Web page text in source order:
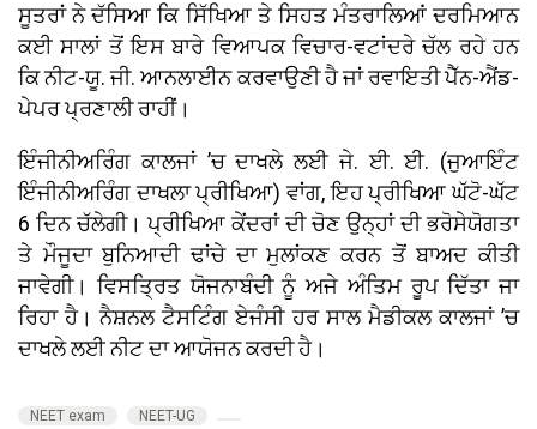
ਸੂਤਰਾਂ ਨੇ ਦੱਸਿਆ ਕਿ ਸਿੱਖਿਆ ਤੇ ਸਿਹਤ ਮੰਤਰਾਲਿਆਂ ਦਰਮਿਆਨ
ਕਈ ਸਾਲਾਂ ਤੋਂ ਇਸ ਬਾਰੇ ਵਿਆਪਕ ਵਿਚਾਰ-ਵਟਾਂਦਰੇ ਚੱਲ ਰਹੇ ਹਨ
ਕਿ ਨੀਟ-ਯੂ. ਜੀ. ਆਨਲਾਈਨ ਕਰਵਾਉਣੀ ਹੈ ਜਾਂ ਰਵਾਇਤੀ ਪੈੱਨ-ਐਂਡ-
ਪੇਪਰ ਪ੍ਰਣਾਲੀ ਰਾਹੀਂ।
ਇੰਜੀਨੀਅਰਿੰਗ ਕਾਲਜਾਂ ’ਚ ਦਾਖਲੇ ਲਈ ਜੇ. ਈ. ਈ. (ਜੁਆਇੰਟ
ਇੰਜੀਨੀਅਰਿੰਗ ਦਾਖਲਾ ਪ੍ਰੀਖਿਆ) ਵਾਂਗ, ਇਹ ਪ੍ਰੀਖਿਆ ਘੱਟੋ-ਘੱਟ
6 ਦਿਨ ਚੱਲੇਗੀ। ਪ੍ਰੀਖਿਆ ਕੇਂਦਰਾਂ ਦੀ ਚੋਣ ਉਨ੍ਹਾਂ ਦੀ ਭਰੋਸੇਯੋਗਤਾ
ਤੇ ਮੌਜੂਦਾ ਬੁਨਿਆਦੀ ਢਾਂਚੇ ਦਾ ਮੁਲਾਂਕਣ ਕਰਨ ਤੋਂ ਬਾਅਦ ਕੀਤੀ
ਜਾਵੇਗੀ। ਵਿਸਤ੍ਰਿਤ ਯੋਜਨਾਬੰਦੀ ਨੂੰ ਅਜੇ ਅੰਤਿਮ ਰੂਪ ਦਿੱਤਾ ਜਾ
ਰਿਹਾ ਹੈ। ਨੈਸ਼ਨਲ ਟੈਸਟਿੰਗ ਏਜੰਸੀ ਹਰ ਸਾਲ ਮੈਡੀਕਲ ਕਾਲਜਾਂ ’ਚ
ਦਾਖਲੇ ਲਈ ਨੀਟ ਦਾ ਆਯੋਜਨ ਕਰਦੀ ਹੈ।
NEET exam NEET-UG